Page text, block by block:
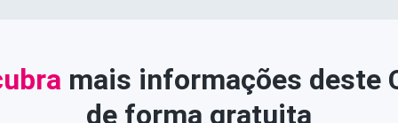
mais informações deste
de forma gratuita